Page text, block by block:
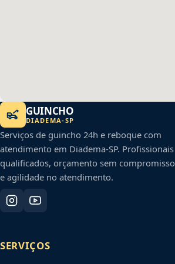
GUINCHO
DIADEMA-SP
Serviços de guincho 24h e reboque com
atendimento em Diadema-SP. Profissionais
qualificados, orçamento sem compromisso
e agilidade no atendimento.
SERVIÇOS